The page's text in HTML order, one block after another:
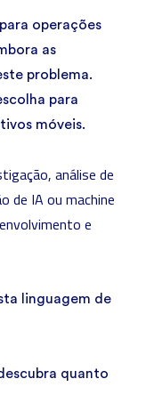
operações
as
problema.
para
móveis.
análise de
de IA ou machine
e
linguagem de
quanto